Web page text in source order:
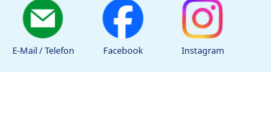
E-Mail / Telefon Facebook Instagram